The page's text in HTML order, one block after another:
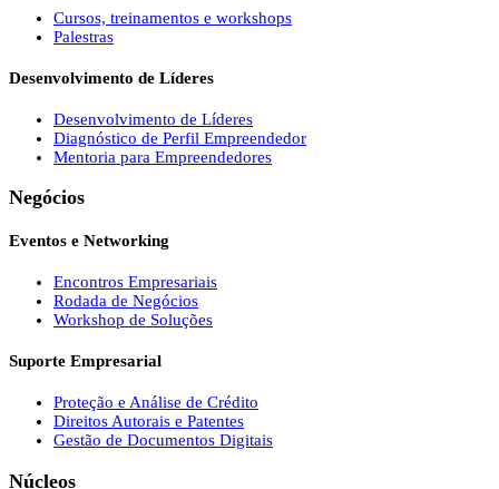
Cursos, treinamentos e workshops
Palestras
Desenvolvimento de Líderes
Desenvolvimento de Líderes
Diagnóstico de Perfil Empreendedor
Mentoria para Empreendedores
Negócios
Eventos e Networking
Encontros Empresariais
Rodada de Negócios
Workshop de Soluções
Suporte Empresarial
Proteção e Análise de Crédito
Direitos Autorais e Patentes
Gestão de Documentos Digitais
Núcleos